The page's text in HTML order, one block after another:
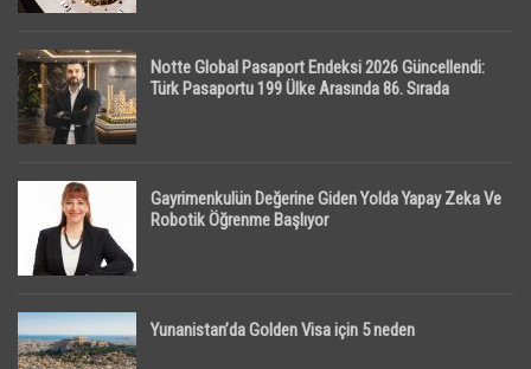
Notte Global Pasaport Endeksi 2026 Güncellendi:
Türk Pasaportu 199 Ülke Arasında 86. Sırada
Gayrimenkulün Değerine Giden Yolda Yapay Zeka Ve
Robotik Öğrenme Başlıyor
Yunanistan’da Golden Visa için 5 neden